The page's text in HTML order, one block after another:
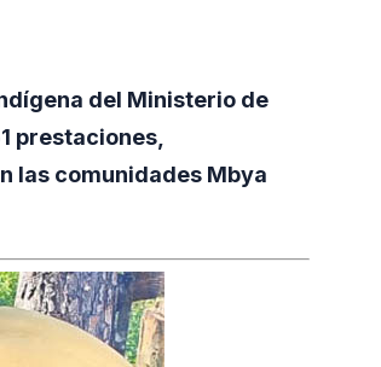
del Ministerio de
prestaciones,
las comunidades Mbya